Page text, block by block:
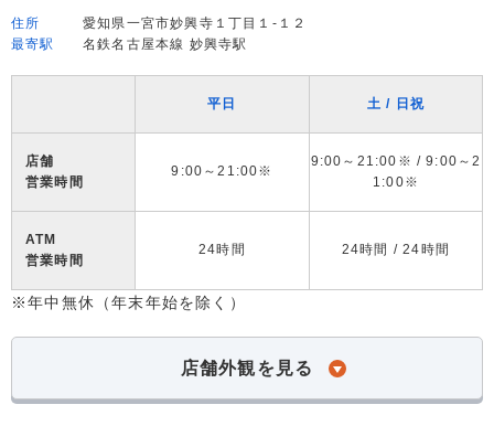
住所
愛知県一宮市妙興寺１丁目１-１２
最寄駅
名鉄名古屋本線 妙興寺駅
平日 土 / 日祝
店舗
営業時間
9:00～21:00※
9:00～21:00※ / 9:00～2
1:00※
ATM
営業時間
24時間 24時間 / 24時間
※年中無休（年末年始を除く）
店舗外観を見る